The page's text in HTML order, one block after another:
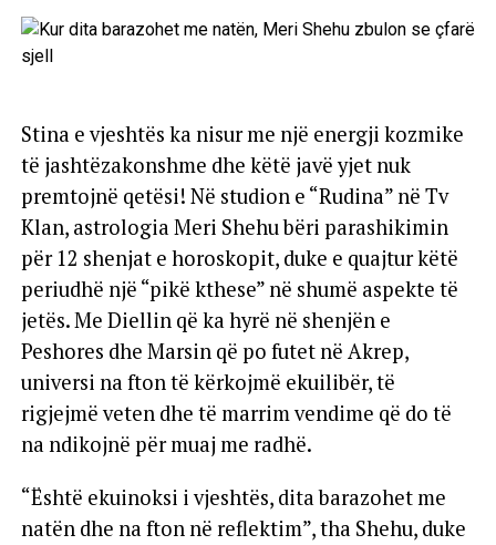
Stina e vjeshtës ka nisur me një energji kozmike
të jashtëzakonshme dhe këtë javë yjet nuk
premtojnë qetësi! Në studion e “Rudina” në Tv
Klan, astrologia Meri Shehu bëri parashikimin
për 12 shenjat e horoskopit, duke e quajtur këtë
periudhë një “pikë kthese” në shumë aspekte të
jetës. Me Diellin që ka hyrë në shenjën e
Peshores dhe Marsin që po futet në Akrep,
universi na fton të kërkojmë ekuilibër, të
rigjejmë veten dhe të marrim vendime që do të
na ndikojnë për muaj me radhë.
“Është ekuinoksi i vjeshtës, dita barazohet me
natën dhe na fton në reflektim”, tha Shehu, duke